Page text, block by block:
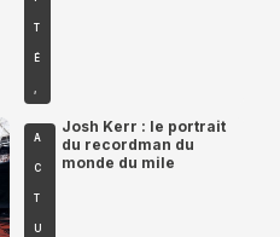
T
É
A
C
T
U
Josh Kerr : le portrait
du recordman du
monde du mile